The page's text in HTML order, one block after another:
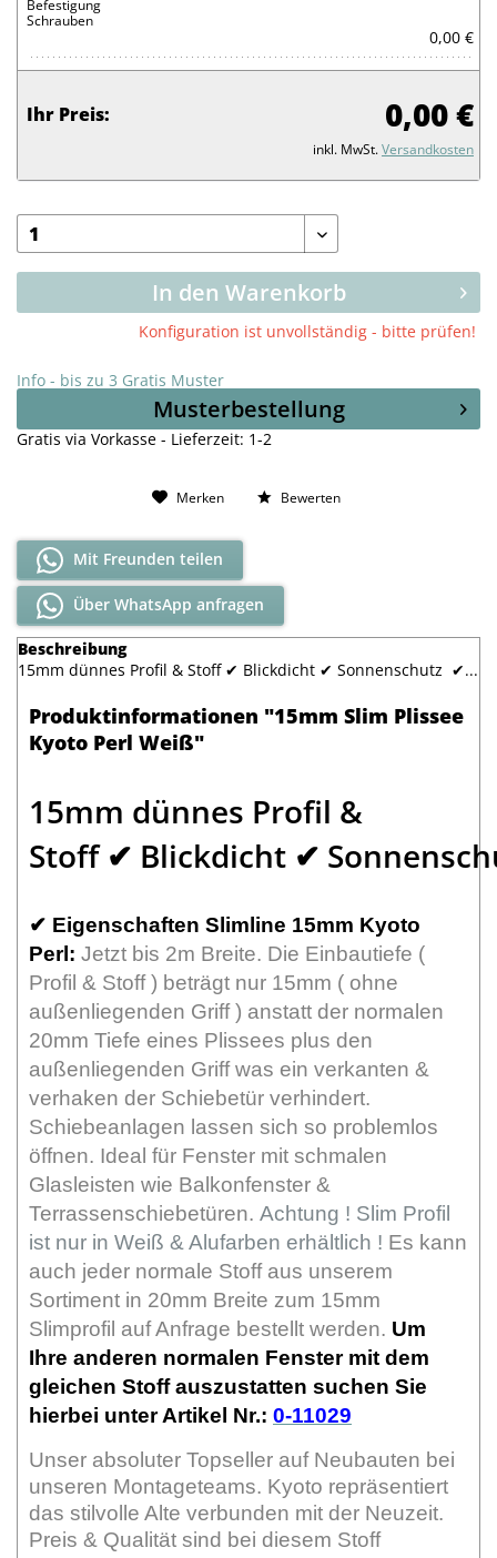
Befestigung
Schrauben
0,00 €
Ihr Preis: 0,00 €
inkl. MwSt.Versandkosten
In den Warenkorb
Konfiguration ist unvollständig - bitte prüfen!
Musterbestellung
Info - bis zu 3 Gratis Muster
Gratis via Vorkasse - Lieferzeit: 1-2
Merken Bewerten
Mit Freunden teilen
Über WhatsApp anfragen
Beschreibung
15mm dünnes Profil & Stoff ✔ Blickdicht ✔ Sonnenschutz ✔...
Produktinformationen "15mm Slim Plissee
Kyoto Perl Weiß"
15mm dünnes Profil &
Stoff ✔ Blickdicht ✔
✔ Eigenschaften Slimline 15mm Kyoto
Perl: Jetzt bis 2m Breite. Die Einbautiefe (
Profil & Stoff ) beträgt nur 15mm ( ohne
außenliegenden Griff ) anstatt der normalen
20mm Tiefe eines Plissees plus den
außenliegenden Griff was ein verkanten &
verhaken der Schiebetür verhindert.
Schiebeanlagen lassen sich so problemlos
öffnen. Ideal für Fenster mit schmalen
Glasleisten wie Balkonfenster &
Terrassenschiebetüren. Achtung ! Slim Profil
ist nur in Weiß & Alufarben erhältlich ! Es kann
auch jeder normale Stoff aus unserem
Sortiment in 20mm Breite zum 15mm
Slimprofil auf Anfrage bestellt werden. Um
Ihre anderen normalen Fenster mit dem
gleichen Stoff auszustatten suchen Sie
hierbei unter Artikel Nr.: 0-11029
Unser absoluter Topseller auf Neubauten bei
unseren Montageteams. Kyoto repräsentiert
das stilvolle Alte verbunden mit der Neuzeit.
Preis & Qualität sind bei diesem Stoff